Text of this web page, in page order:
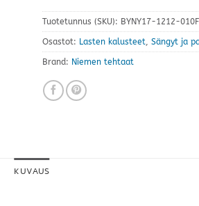
Tuotetunnus (SKU): BYNY17-1212-010FI
Osastot: Lasten kalusteet, Sängyt ja
Brand: Niemen tehtaat
KUVAUS